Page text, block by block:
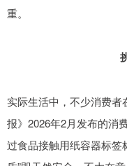
重。
实际生活中，不少消费
报》2026年2月发布的消
过食品接触用纸容器标签